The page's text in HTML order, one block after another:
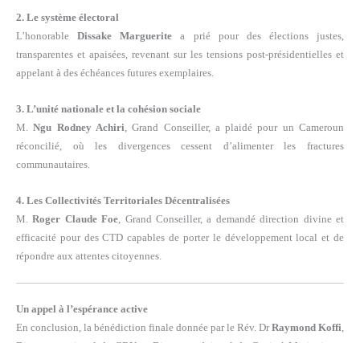
2. Le système électoral
L’honorableDissake Marguerite a prié pour des élections justes,
transparentes et apaisées, revenant sur les tensions post-présidentielles et
appelant à des échéances futures exemplaires.
3. L’unité nationale et la cohésion sociale
M.Ngu Rodney Achiri, Grand Conseiller, a plaidé pour un Cameroun
réconcilié, où les divergences cessent d’alimenter les fractures
communautaires.
4. Les Collectivités Territoriales Décentralisées
M.Roger Claude Foe , Grand Conseiller, a demandé direction divine et
efficacité pour des CTD capables de porter le développement local et de
répondre aux attentes citoyennes.
Un appel à l’espérance active
En conclusion, la bénédiction finale donnée par le Rév. DrRaymond Koffi,